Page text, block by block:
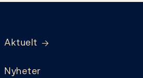
Aktuelt
Nyheter